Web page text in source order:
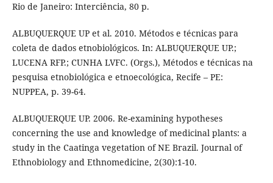
Rio de Janeiro: Interciência, 80 p.
ALBUQUERQUE UP et al. 2010. Métodos e técnicas para
coleta de dados etnobiológicos. In: ALBUQUERQUE UP.;
LUCENA RFP.; CUNHA LVFC. (Orgs.), Métodos e técnicas na
pesquisa etnobiológica e etnoecológica, Recife – PE:
NUPPEA, p. 39-64.
ALBUQUERQUE UP. 2006. Re-examining hypotheses
concerning the use and knowledge of medicinal plants: a
study in the Caatinga vegetation of NE Brazil. Journal of
Ethnobiology and Ethnomedicine, 2(30):1-10.